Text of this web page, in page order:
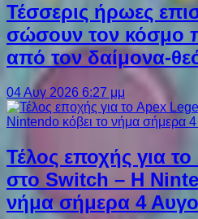
Τέσσερις ήρωες
σώσουν τον κόσμο
από τον δαίμονα-
04 Αυγ 2026 6:27 μμ
Τέλος εποχής για
στο Switch – Η
νήμα σήμερα 4